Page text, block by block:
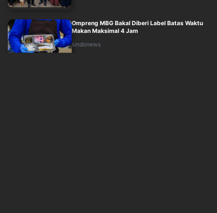
Ompreng MBG Bakal Diberi Label Batas Waktu
Makan Maksimal 4 Jam
sindonews